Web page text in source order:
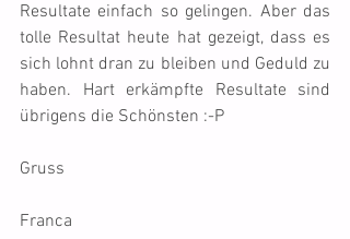
Resultate einfach so gelingen. Aber das
tolle Resultat heute hat gezeigt, dass es
sich lohnt dran zu bleiben und Geduld zu
haben. Hart erkämpfte Resultate sind
übrigens die Schönsten :-P
Gruss
Franca